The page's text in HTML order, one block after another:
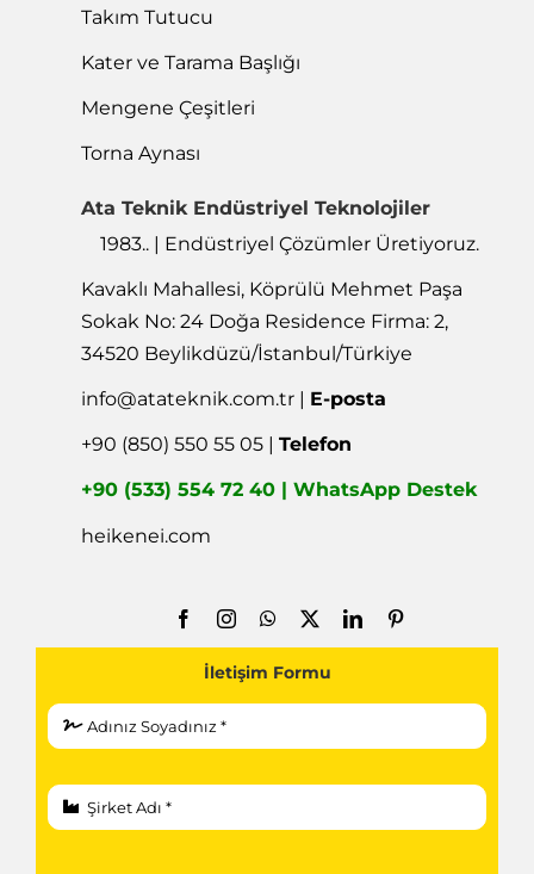
Takım Tutucu
Kater ve Tarama Başlığı
Mengene Çeşitleri
Torna Aynası
Ata Teknik Endüstriyel Teknolojiler
1983.. | Endüstriyel Çözümler Üretiyoruz.
Kavaklı Mahallesi, Köprülü Mehmet Paşa
Sokak No: 24 Doğa Residence Firma: 2,
34520 Beylikdüzü/İstanbul/Türkiye
info@atateknik.com.tr | E-posta
+90 (850) 550 55 05 |Telefon
+90 (533) 554 72 40 | WhatsApp Destek
heikenei.com
İletişim Formu